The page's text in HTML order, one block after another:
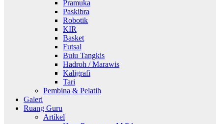
Pramuka
Paskibra
Robotik
KIR
Basket
Futsal
Bulu Tangkis
Hadroh / Marawis
Kaligrafi
Tari
Pembina & Pelatih
Galeri
Ruang Guru
Artikel